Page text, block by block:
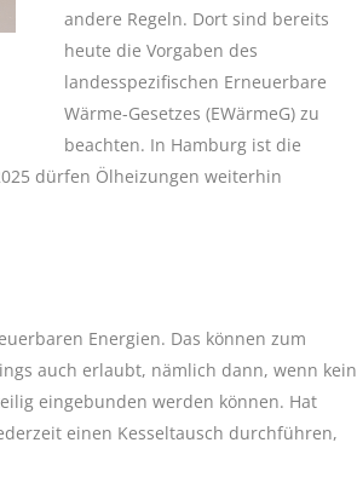
andere Regeln. Dort sind bereits
heute die Vorgaben des
landesspezifischen Erneuerbare
Wärme-Gesetzes (EWärmeG) zu
beachten. In Hamburg ist die
dürfen Ölheizungen weiterhin
Energien. Das können zum
auch erlaubt, nämlich dann, wenn kein
eingebunden werden können. Hat
einen Kesseltausch durchführen,